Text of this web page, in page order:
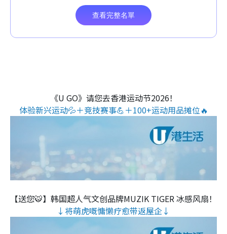
《U GO》请您去香港运动节2026！
体验新兴运动💦＋竞技赛事💪＋100+运动用品摊位🔥
【送您🐯】韩国超人气文创品牌MUZIK TIGER 冰感风扇！
↓将萌虎嘅慵懒疗愈带返屋企↓